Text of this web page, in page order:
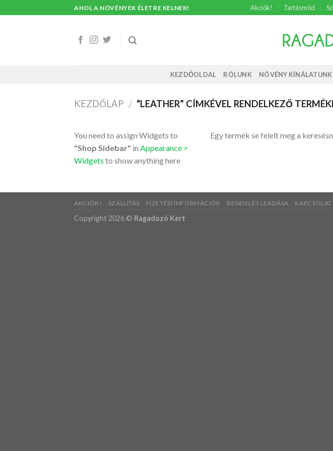
to
AHOL A NÖVÉNYEK ÉLETRE KELNEK! Akciók! Tartásmód
KEZDŐOLDAL RÓLUNK NÖVÉNY KÍNÁLATUNK
KEZDŐLAP / “LEATHER” CÍMKÉVEL RENDELKEZŐ
You need to assign Widgets to
"Shop Sidebar" in Appearance >
Widgets to show anything here
Egy termék se felelt meg a
AKCIÓK! SZÁLLÍTÁS FIZETÉSI INFORMÁCIÓK RENDELÉS LEADÁSA KAPCSOLAT
Copyright 2026 © Ragadozó Kert